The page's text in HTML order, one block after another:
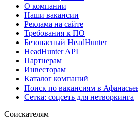
О компании
Наши вакансии
Реклама на сайте
Требования к ПО
Безопасный HeadHunter
HeadHunter API
Партнерам
Инвесторам
Каталог компаний
Поиск по вакансиям в
Сетка: соцсеть для нетворкинга
Соискателям